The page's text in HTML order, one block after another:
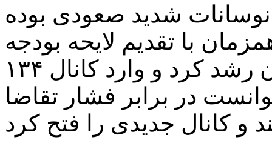
نوسانات شدید صعودی بوده
با تقدیم لایحه بودجه
به مجلس، بیش از دو هزار تومان رشد کرد و وارد کانال ۱۳۴
در برابر فشار تقاضا